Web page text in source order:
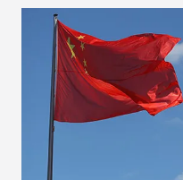
анализа этих рисков.